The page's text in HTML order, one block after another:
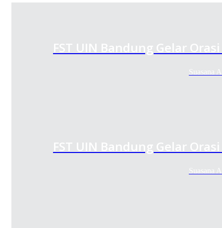
FST UIN Bandung Gelar
Suasana
FST UIN Bandung Gelar
Suasana